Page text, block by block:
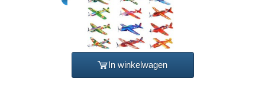
In winkelwagen